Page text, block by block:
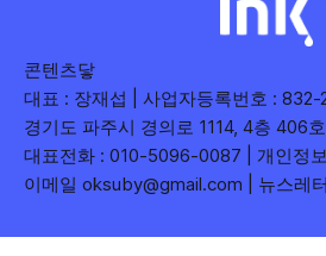
콘텐츠닿
대표 : 장재섭 | 사업자등록번호 :
경기도 파주시 경의로 1114, 4층 406
대표전화 : 010-5096-0087 | 개인정
이메일 oksuby@gmail.com | 뉴스레터